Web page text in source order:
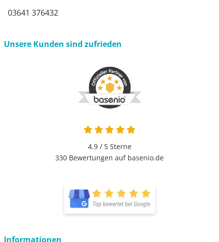
03641 376432
Unsere Kunden sind zufrieden
4.9 / 5Sterne
330 Bewertungen auf basenio.de
Informationen